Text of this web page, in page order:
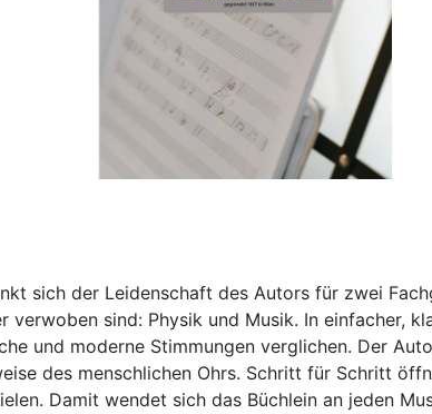
sich der Leidenschaft des Autors für zwei
verwoben sind: Physik und Musik. In einfacher,
und moderne Stimmungen verglichen. Der
des menschlichen Ohrs. Schritt für Schritt
Damit wendet sich das Büchlein an jeden